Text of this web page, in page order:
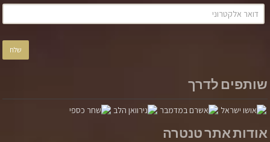
שותפים לדרך
אודות אתר טנטרה